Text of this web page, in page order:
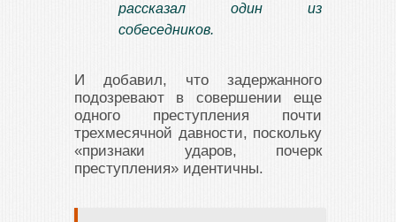
рассказал один из
собеседников.
И добавил, что задержанного
подозревают в совершении еще
одного преступления почти
трехмесячной давности, поскольку
«признаки ударов, почерк
преступления» идентичны.